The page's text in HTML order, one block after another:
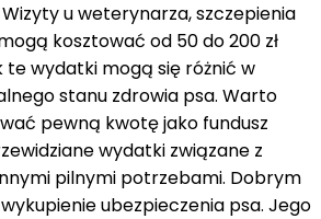
u weterynarza, szczepienia
kosztować od 50 do 200 zł
te wydatki mogą się różnić w
stanu zdrowia psa. Warto
pewną kwotę jako fundusz
wydatki związane z
pilnymi potrzebami. Dobrym
ubezpieczenia psa. Jego